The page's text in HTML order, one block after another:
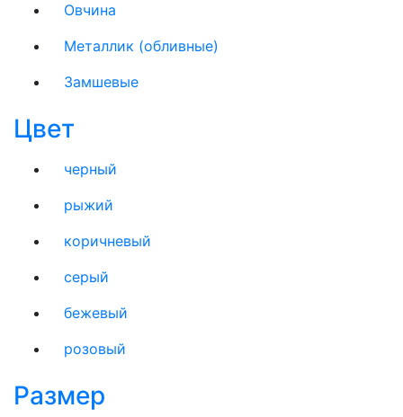
Овчина
Металлик (обливные)
Замшевые
Цвет
черный
рыжий
коричневый
серый
бежевый
розовый
Размер